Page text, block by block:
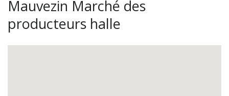
Mauvezin Marché des
producteurs halle